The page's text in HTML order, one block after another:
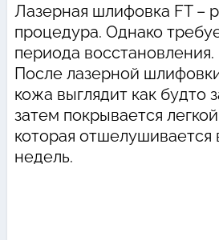
Лазерная шлифовка FT –
процедура. Однако
периода восстановления.
После лазерной
кожа выглядит как будто
затем покрывается
которая отшелушивается
недель.